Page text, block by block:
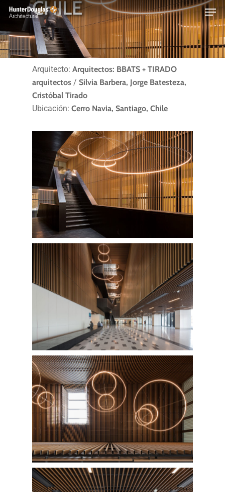
Skip
main
content
CHILE
Arquitecto:Arquitectos: BBATS + TIRADO
arquitectos /Silvia Barbera, Jorge Batesteza,
Cristóbal Tirado
Ubicación:Cerro Navia, Santiago, Chile
Menu